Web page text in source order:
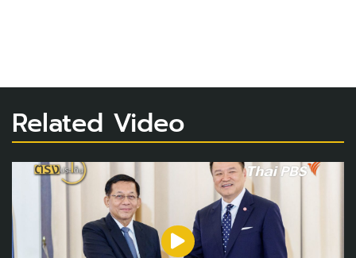
Related Video